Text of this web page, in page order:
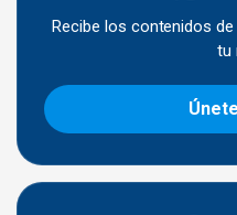
Recibe los contenidos
tu